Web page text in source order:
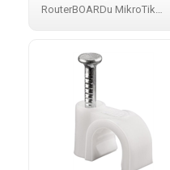
RouterBOARDu MikroTik
TwistPortem. Podložka je
vyrobená z odolného plastu
metodou 3D tisku a zajišťuje
správné